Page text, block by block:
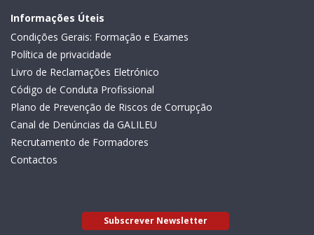
Informações Úteis
Condições Gerais: Formação e Exames
Política de privacidade
Livro de Reclamações Eletrónico
Código de Conduta Profissional
Plano de Prevenção de Riscos de Corrupção
Canal de Denúncias da GALILEU
Recrutamento de Formadores
Contactos
Subscrever Newsletter